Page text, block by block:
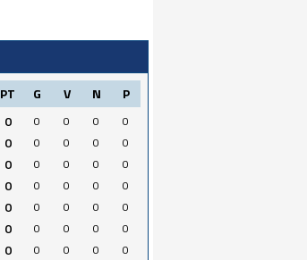
PT G V N P
0 0 0 0
0
0 0 0 0
0
0 0 0 0
0
0 0 0 0
0
0 0 0 0
0
0 0 0 0
0
0 0 0 0
0